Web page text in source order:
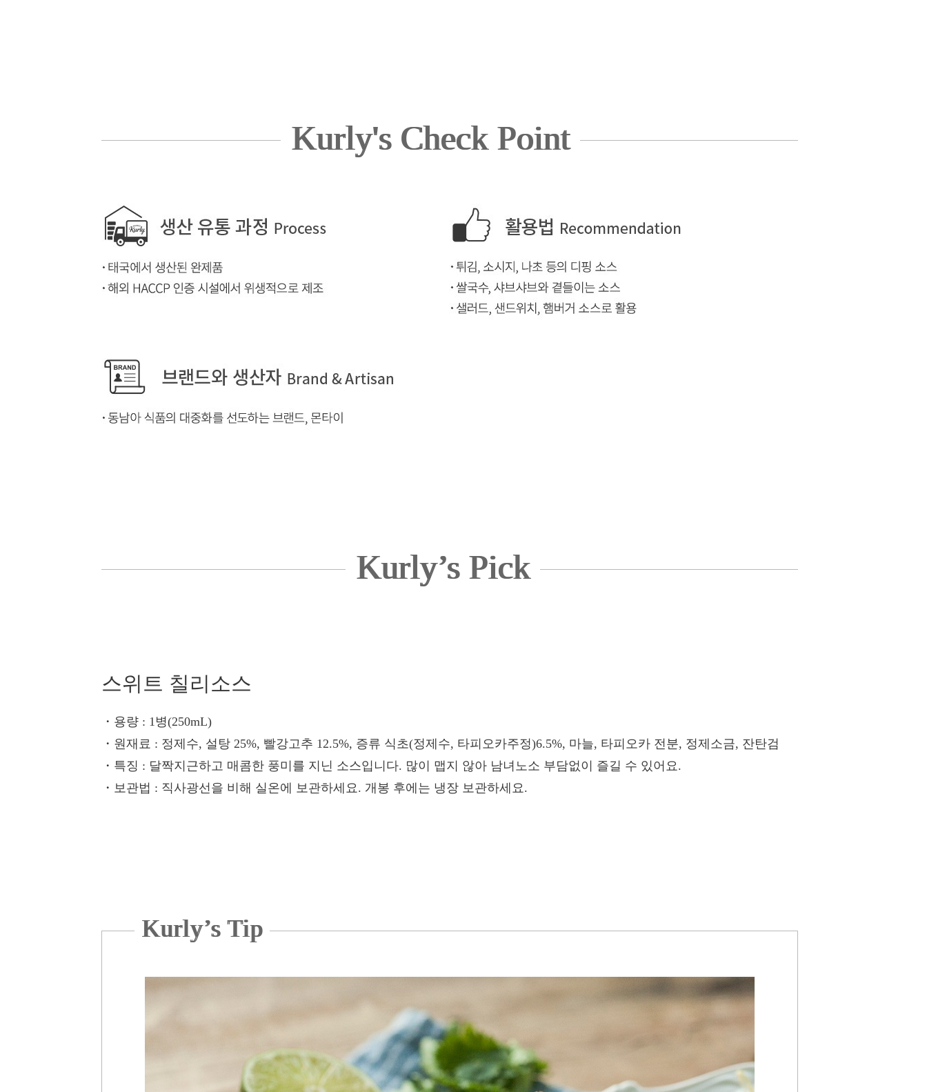
Kurly's Check Point
Kurly’s Pick
스위트 칠리소스
・용량 : 1병(250mL)
・원재료 : 정제수, 설탕 25%, 빨강고추 12.5%, 증류 식초(정제수, 타피오카주정)6.5%, 마늘, 타피오카 전분, 정제소금, 잔탄검
・특징 : 달짝지근하고 매콤한 풍미를 지닌 소스입니다. 많이 맵지 않아 남녀노소 부담없이 즐길 수 있어요.
・보관법 : 직사광선을 비해 실온에 보관하세요. 개봉 후에는 냉장 보관하세요.
Kurly’s Tip